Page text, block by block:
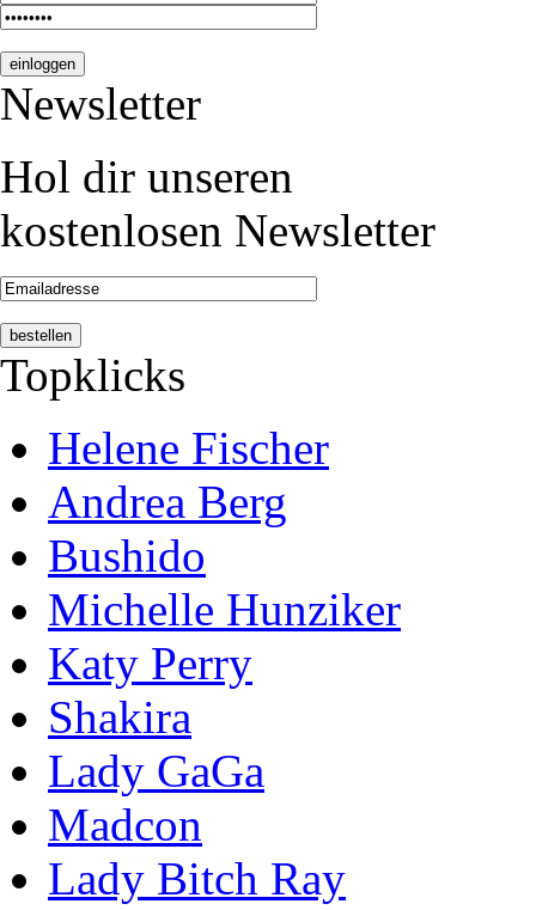
Newsletter
Hol dir unseren
kostenlosen Newsletter
Topklicks
Helene Fischer
Andrea Berg
Bushido
Michelle Hunziker
Katy Perry
Shakira
Lady GaGa
Madcon
Lady Bitch Ray